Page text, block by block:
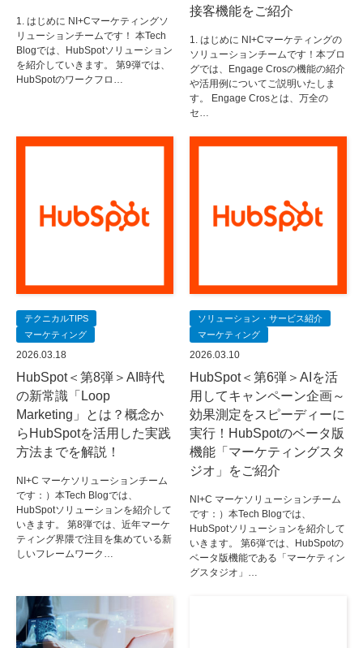
1. はじめに NI+Cマーケティングソ
リューションチームです！ 本Tech
Blogでは、HubSpotソリューション
を紹介していきます。 第9弾では、
HubSpotのワークフロ…
接客機能をご紹介
1. はじめに NI+Cマーケティングの
ソリューションチームです！本ブロ
グでは、Engage Crosの機能の紹介
や活用例についてご説明いたしま
す。 Engage Crosとは、万全の
セ…
テクニカルTIPS
マーケティング
2026.03.18
HubSpot＜第8弾＞AI時代
の新常識「Loop
Marketing」とは？概念か
らHubSpotを活用した実践
方法までを解説！
NI+C マーケソリューションチーム
です：）本Tech Blogでは、
HubSpotソリューションを紹介して
いきます。 第8弾では、近年マーケ
ティング界隈で注目を集めている新
しいフレームワーク…
ソリューション・サービス紹介
マーケティング
2026.03.10
HubSpot＜第6弾＞AIを活
用してキャンペーン企画～
効果測定をスピーディーに
実行！HubSpotのベータ版
機能「マーケティングスタ
ジオ」をご紹介
NI+C マーケソリューションチーム
です：）本Tech Blogでは、
HubSpotソリューションを紹介して
いきます。 第6弾では、HubSpotの
ベータ版機能である「マーケティン
グスタジオ」…